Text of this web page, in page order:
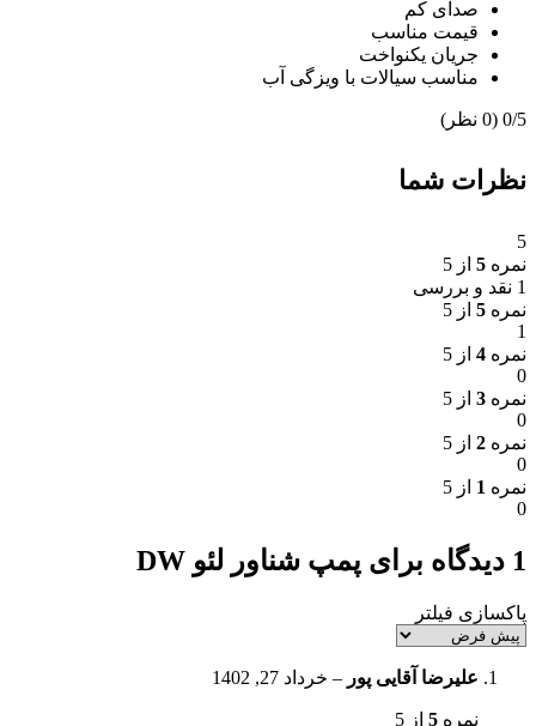
صدای کم
قیمت مناسب
جریان یکنواخت
مناسب سیالات با ویزگی آب
‫0/5 ‫(0 نظر)
نظرات شما
5
نمره 5 از 5
1 نقد و بررسی
نمره 5 از 5
1
نمره 4 از 5
0
نمره 3 از 5
0
نمره 2 از 5
0
نمره 1 از 5
0
1 دیدگاه برای پمپ شناور لئو DW
پاکسازی فیلتر
علیرضا آقایی پور – خرداد 27, 1402
نمره 5 از 5